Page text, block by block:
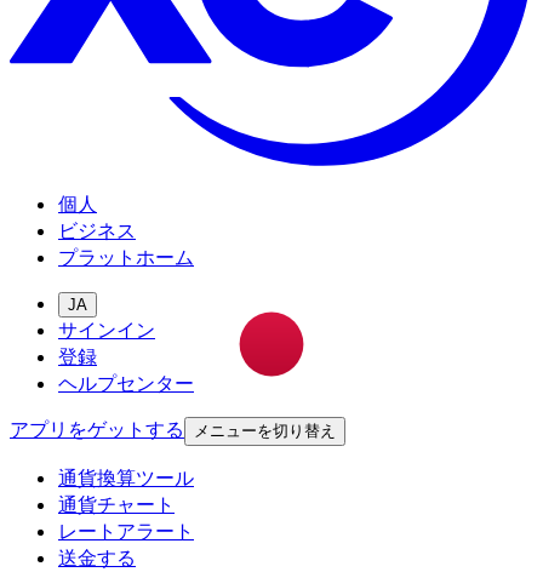
個人
ビジネス
プラットホーム
JA
サインイン
登録
ヘルプセンター
アプリをゲットする
メニューを切り替え
通貨換算ツール
通貨チャート
レートアラート
送金する